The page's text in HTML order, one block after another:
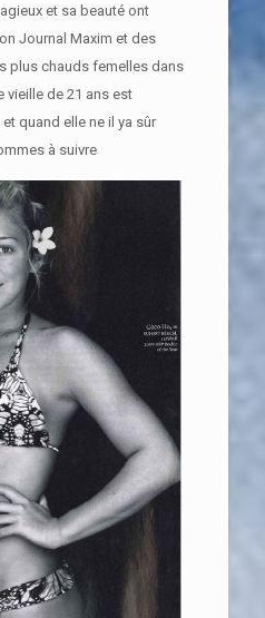
et sa beauté ont
Journal Maxim et des
plus chauds femelles dans
vieille de 21 ans est
quand elle ne il ya sûr
à suivre